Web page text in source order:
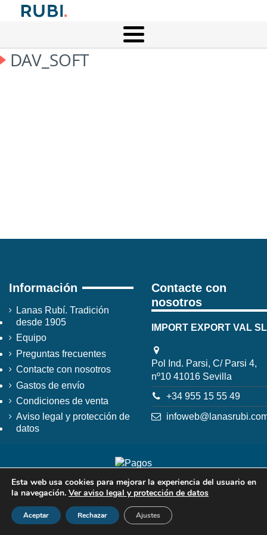
DAV_SOFT
Información
Lanas Rubí. Tradición
desde 1905
Equipo
Preguntas frecuentes
Contacte con nosotros
Gastos de envío
Condiciones de venta
Aviso legal y protección de
datos
Contacte con
nosotros
IMPORT EXPORT VAL SL
Pol Ind. Parsi, C/ Parsi 4,
nº10 41016 Sevilla
+34 955 15 55 49
Esta web usa cookies para mejorar la experiencia del usuario en
la navegación. Ver aviso legal y protección de datos
Aceptar Rechazar Ajustes